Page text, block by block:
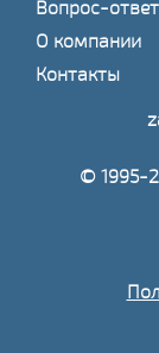
Вопрос-ответ
О компании
Контакты
© 1995-